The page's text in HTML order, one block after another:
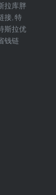
拉库胖
接,特
斯拉优
钱链